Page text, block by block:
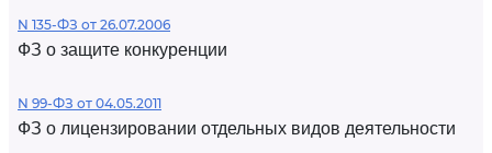
N 135-ФЗ от 26.07.2006
ФЗ о защите конкуренции
N 99-ФЗ от 04.05.2011
ФЗ о лицензировании отдельных видов деятельности